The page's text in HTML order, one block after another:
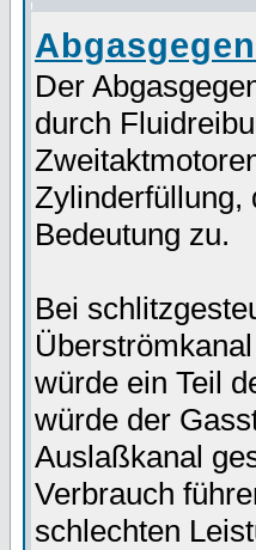
Der
durch
Zylinderfüllung,
Bedeutung zu.
Bei
würde ein Teil
würde der
Auslaßkanal
Verbrauch
schlechten